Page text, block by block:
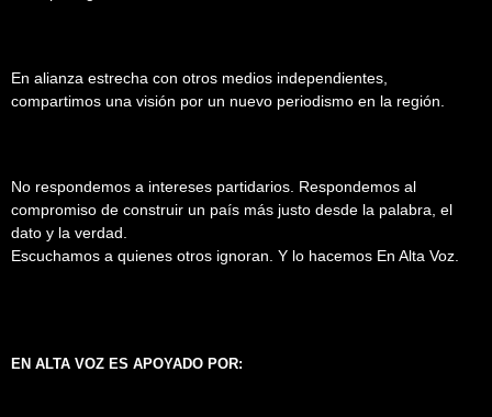
En alianza estrecha con otros medios independientes,
compartimos una visión por un nuevo periodismo en la región.
No respondemos a intereses partidarios. Respondemos al
compromiso de construir un país más justo desde la palabra, el
dato y la verdad.
Escuchamos a quienes otros ignoran. Y lo hacemos En Alta Voz.
EN ALTA VOZ ES APOYADO POR: